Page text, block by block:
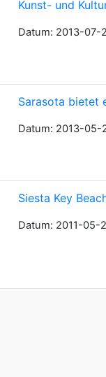
Kunst- und
Datum: 2013-07-
Sarasota bietet
Datum: 2013-05-
Siesta Key
Datum: 2011-05-